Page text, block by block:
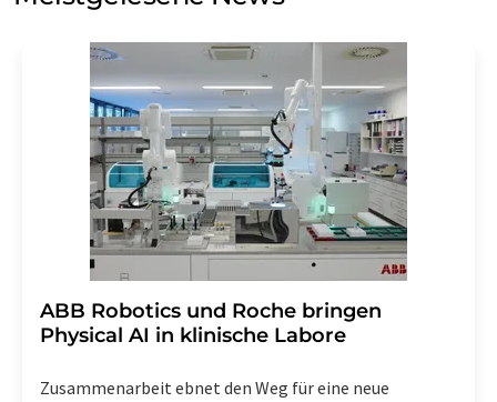
Einwilligung können Sie jederzeit ohne Angabe von
Str. 2, 12489 Berlin oder per E-Mail unter
widerruf@lumitos.commit Wirkung für die Zukunft
widerrufen. Zudem ist in jeder E-Mail ein Link zur
Abbestellung des entsprechenden Newsletters
enthalten.
​​​​​​​ABB Robotics und Roche bringen
Physical AI in klinische Labore
Zusammenarbeit ebnet den Weg für eine neue